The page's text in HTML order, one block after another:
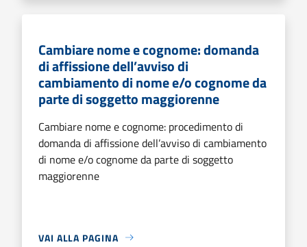
Cambiare nome e cognome: domanda
di affissione dell’avviso di
cambiamento di nome e/o cognome da
parte di soggetto maggiorenne
Cambiare nome e cognome: procedimento di
domanda di affissione dell’avviso di cambiamento
di nome e/o cognome da parte di soggetto
maggiorenne
VAI ALLA PAGINA